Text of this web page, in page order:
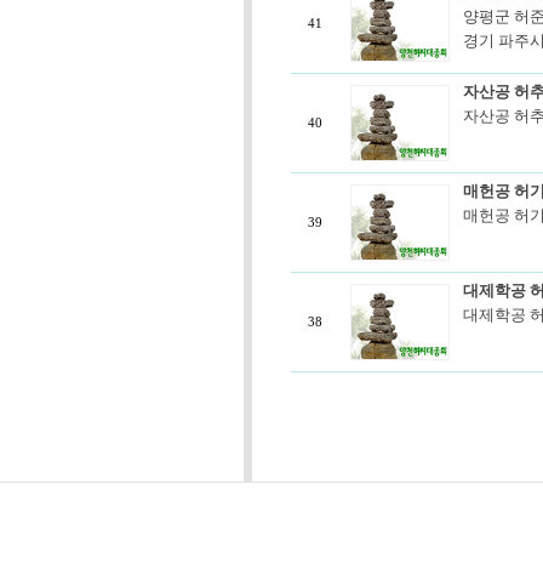
41
양평군 허
경기 파주
40
자산공 허
자산공 허
39
매헌공 허
매헌공 허
38
대제학공
대제학공